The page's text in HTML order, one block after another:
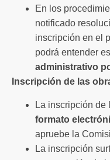
En los
notificado
inscripción en el
podrá entender
administrativo
Inscripción de las
La inscripción de
formato
apruebe la
La inscripción